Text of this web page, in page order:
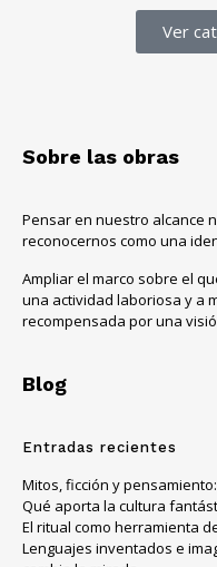
Ver
Sobre las obras
Pensar en nuestro alcance
reconocernos como una
Ampliar el marco sobre el
una actividad laboriosa y a
recompensada por una
Blog
Entradas recientes
Mitos, ficción y
Qué aporta la cultura
El ritual como herramienta
Lenguajes inventados e